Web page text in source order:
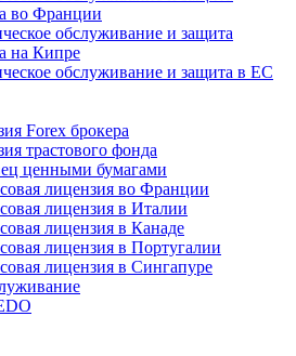
во Франции
обслуживание и защита
на Кипре
обслуживание и защита в ЕС
Forex брокера
трастового фонда
ценными бумагами
лицензия во Франции
лицензия в Италии
лицензия в Канаде
лицензия в Португалии
лицензия в Сингапуре